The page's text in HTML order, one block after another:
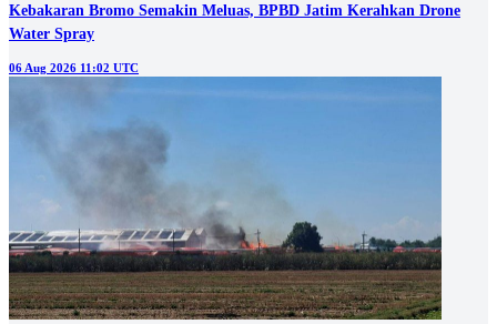
Kebakaran Bromo Semakin Meluas, BPBD Jatim Kerahkan Drone
Water Spray
06 Aug 2026 11:02 UTC